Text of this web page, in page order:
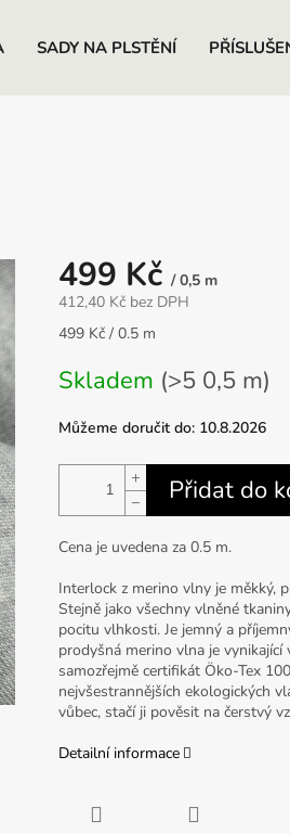
SADY NA PLSTĚNÍ
499 Kč / 0,5 m
412,40 Kč bez DPH
Měrná
499 Kč / 0.5 m
Skladem (>5 0,5 m)
Můžeme doručit do: 10.8.2026
+
−
Přidat do
Cena je uvedena za 0.5 m.
Interlock z merino vlny je měkký,
Stejně jako všechny vlněné
pocitu vlhkosti. Je jemný a
prodyšná merino vlna je
samozřejmě certifikát Öko-Tex
nejvšestrannějších ekologických
vůbec, stačí ji pověsit na čerstvý
Detailní informace